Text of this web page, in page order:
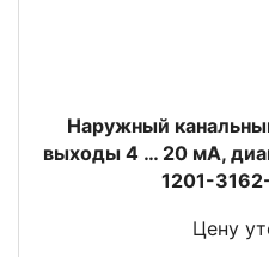
Наружный
выходы 4 … 20 мA,
1201-
Цену